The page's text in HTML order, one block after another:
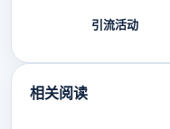
引流活动
相关阅读